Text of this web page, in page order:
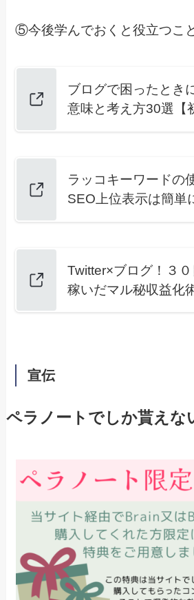
⑤今後学んでおくと役立つこ
ブログで困ったとき
意味と考え方30選【
ラッコキーワードの
SEO上位表示は簡単
Twitter×ブログ！３
稼いだマル秘収益化
宣伝
ペラノートでしか貰えな